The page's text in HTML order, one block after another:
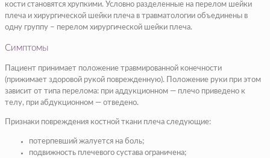
кости становятся хрупкими. Условно разделенные на перелом шейки
плеча и хирургической шейки плеча в травмaтологии объединены в
одну группу – перелом хирургической шейки плеча.
Симптомы
Пациент принимает положение травмированной конечности
(прижимает здоровой рукой поврежденную). Положение руки при этом
зависит от типа перелома: при аддукционном — плечо приведено к
телу, при абдукционном — отведено.
Признаки повреждения костной ткани плеча следующие:
потерпевший жалуется на боль;
подвижность плечевого сустава ограничена;